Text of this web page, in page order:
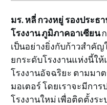
มร. หลี่ กวงหยู่ รองประธ
โรงงาน ภูมิภาคอาเซียน
เป็นอย่างยิ่งกับก้าวสำคั
ยกระดับโรงงานแห่งนี้ให้
โรงงานอัจฉริยะ ตามมา
มอเตอร์ โดยเราจะมีกา
โรงงานใหม่ เพื่อติดตั้งร